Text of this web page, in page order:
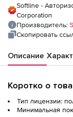
Softline -
Corporation
Производитель:
Скопировать
Описание
Коротко о
Тип лицензии:
Минимальная